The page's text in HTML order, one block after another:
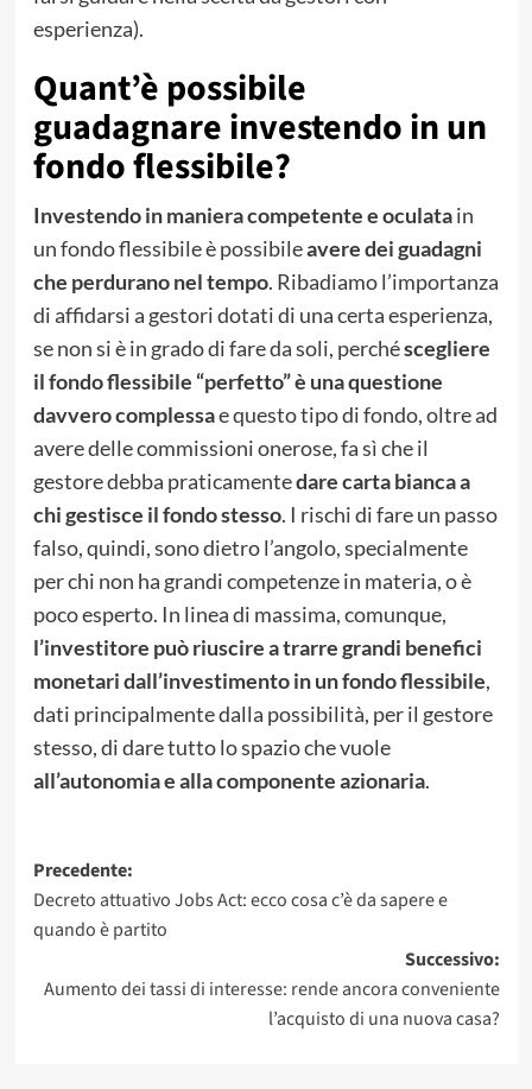
esperienza).
Quant’è possibile
guadagnare investendo in un
fondo flessibile?
Investendo in maniera competente e oculatain
un fondo flessibile è possibileavere dei guadagni
che perdurano nel tempo. Ribadiamo l’importanza
di affidarsi a gestori dotati di una certa esperienza,
se non si è in grado di fare da soli, perchéscegliere
il fondo flessibile “perfetto” è una questione
davvero complessae questo tipo di fondo, oltre ad
avere delle commissioni onerose, fa sì che il
gestore debba praticamentedare carta bianca a
chi gestisce il fondo stesso. I rischi di fare un passo
falso, quindi, sono dietro l’angolo, specialmente
per chi non ha grandi competenze in materia, o è
poco esperto. In linea di massima, comunque,
l’investitore può riuscire a trarre grandi benefici
monetari dall’investimento in un fondo flessibile,
dati principalmente dalla possibilità, per il gestore
stesso, di dare tutto lo spazio che vuole
all’autonomia e alla componente azionaria.
Navigazione
articolo
Precedente:
Decreto attuativo Jobs Act: ecco cosa c’è da sapere e
quando è partito
Successivo:
Aumento dei tassi di interesse: rende ancora conveniente
l’acquisto di una nuova casa?